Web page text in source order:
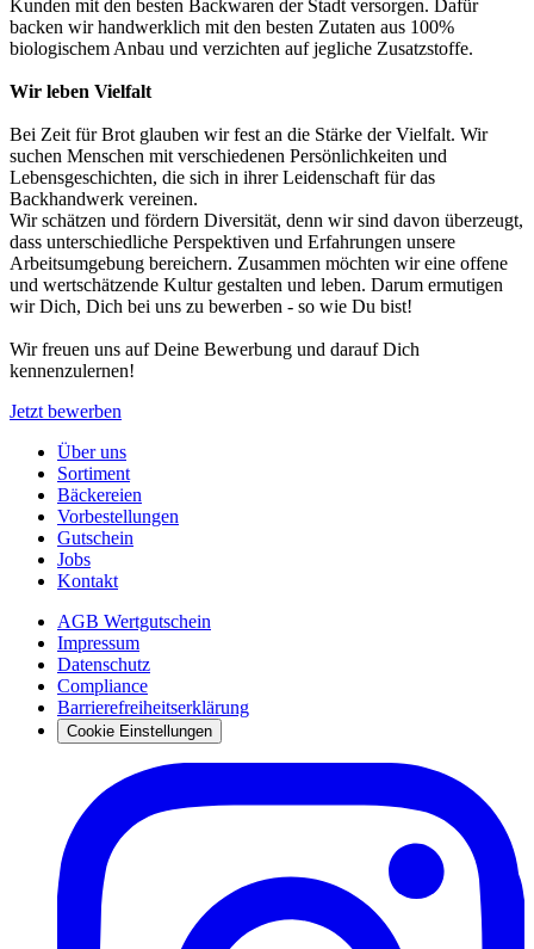
Kunden mit den besten Backwaren der Stadt versorgen. Dafür
backen wir handwerklich mit den besten Zutaten aus 100%
biologischem Anbau und verzichten auf jegliche Zusatzstoffe.
Wir leben Vielfalt
Bei Zeit für Brot glauben wir fest an die Stärke der Vielfalt. Wir
suchen Menschen mit verschiedenen Persönlichkeiten und
Lebensgeschichten, die sich in ihrer Leidenschaft für das
Backhandwerk vereinen.
Wir schätzen und fördern Diversität, denn wir sind davon überzeugt,
dass unterschiedliche Perspektiven und Erfahrungen unsere
Arbeitsumgebung bereichern. Zusammen möchten wir eine offene
und wertschätzende Kultur gestalten und leben. Darum ermutigen
wir Dich, Dich bei uns zu bewerben - so wie Du bist!
Wir freuen uns auf Deine Bewerbung und darauf Dich
kennenzulernen!
Jetzt bewerben
Über uns
Sortiment
Bäckereien
Vorbestellungen
Gutschein
Jobs
Kontakt
AGB Wertgutschein
Impressum
Datenschutz
Compliance
Barrierefreiheitserklärung
Cookie Einstellungen